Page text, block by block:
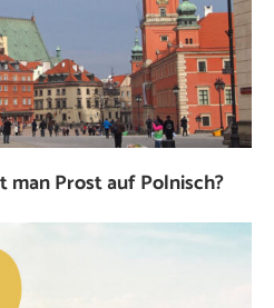
man Prost auf Polnisch?